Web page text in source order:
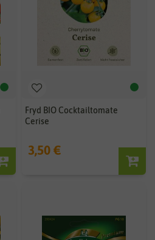
Fryd BIO Cocktailtomate
Cerise
3,50 €